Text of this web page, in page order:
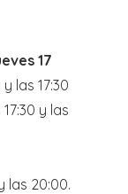
17
las 17:30
y las
las 20:00.